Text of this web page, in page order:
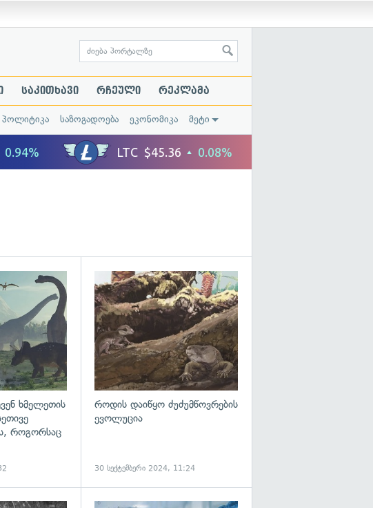
საკითხავი რჩეული რეკლამა
პოლიტიკა საზოგადოება ეკონომიკა მეტი
გადახედვა
ხმელეთის
როგორსაც
როდის დაიწყო ძუძუმწოვრების
ევოლუცია
30 სექტემბერი 2024, 11:24